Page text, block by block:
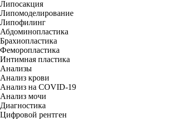
Липосакция
Липомоделирование
Липофилинг
Абдоминопластика
Брахиопластика
Феморопластика
Интимная пластика
Анализы
Анализ крови
Анализ на COVID-19
Анализ мочи
Диагностика
Цифровой рентген